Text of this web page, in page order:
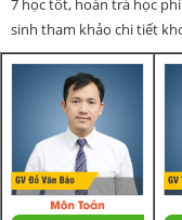
7 học tốt, hoàn trả học
sinh tham khảo chi tiết